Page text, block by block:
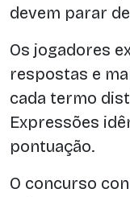
devem parar
Os jogadores
respostas e
cada termo
Expressões
pontuação.
O concurso